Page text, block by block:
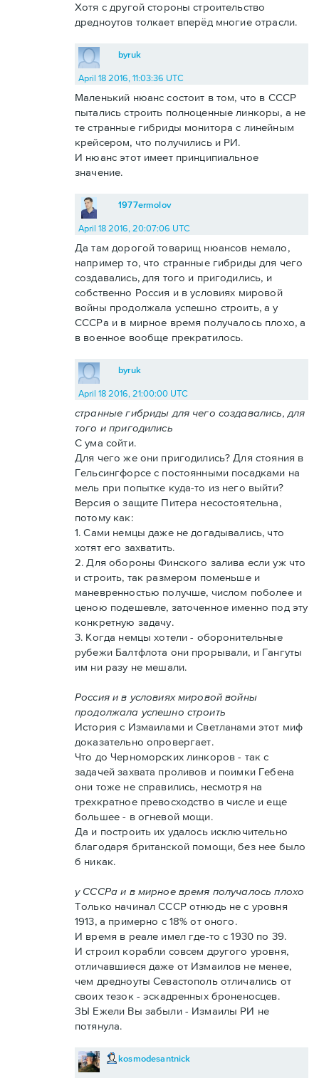
Хотя с другой стороны строительство
дредноутов толкает вперёд многие отрасли.
byruk
April 18 2016, 11:03:36 UTC
Маленький нюанс состоит в том, что в СССР
пытались строить полноценные линкоры, а не
те странные гибриды монитора с линейным
крейсером, что получились и РИ.
И нюанс этот имеет принципиальное
значение.
1977ermolov
April 18 2016, 20:07:06 UTC
Да там дорогой товарищ нюансов немало,
например то, что странные гибриды для чего
создавались, для того и пригодились, и
собственно Россия и в условиях мировой
войны продолжала успешно строить, а у
СССРа и в мирное время получалось плохо, а
в военное вообще прекратилось.
byruk
April 18 2016, 21:00:00 UTC
странные гибриды для чего создавались, для
того и пригодились
С ума сойти.
Для чего же они пригодились? Для стояния в
Гельсингфорсе с постоянными посадками на
мель при попытке куда-то из него выйти?
Версия о защите Питера несостоятельна,
потому как:
1. Сами немцы даже не догадывались, что
хотят его захватить.
2. Для обороны Финского залива если уж что
и строить, так размером поменьше и
маневренностью получше, числом поболее и
ценою подешевле, заточенное именно под эту
конкретную задачу.
3. Когда немцы хотели - оборонительные
рубежи Балтфлота они прорывали, и Гангуты
им ни разу не мешали.
Россия и в условиях мировой войны
продолжала успешно строить
История с Измаилами и Светланами этот миф
доказательно опровергает.
Что до Черноморских линкоров - так с
задачей захвата проливов и поимки Гебена
они тоже не справились, несмотря на
трехкратное превосходство в числе и еще
большее - в огневой мощи.
Да и построить их удалось исключительно
благодаря британской помощи, без нее было
б никак.
у СССРа и в мирное время получалось плохо
Только начинал СССР отнюдь не с уровня
1913, а примерно с 18% от оного.
И время в реале имел где-то с 1930 по 39.
И строил корабли совсем другого уровня,
отличавшиеся даже от Измаилов не менее,
чем дредноуты Севастополь отличались от
своих тезок - эскадренных броненосцев.
ЗЫ Ежели Вы забыли - Измаилы РИ не
потянула.
kosmodesantnick